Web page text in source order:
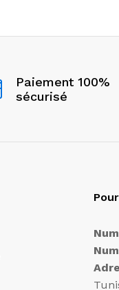
Paiement 100%
sécurisé